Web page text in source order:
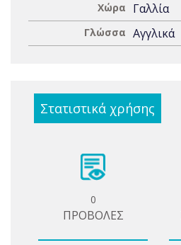
Χώρα Γαλλία
Γλώσσα Αγγλικά
Στατιστικά χρήσης
0
ΠΡΟΒΟΛΕΣ